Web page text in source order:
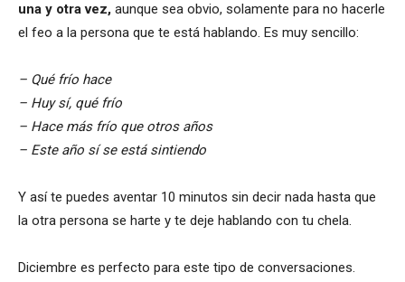
una y otra vez, aunque sea obvio, solamente para no hacerle
el feo a la persona que te está hablando. Es muy sencillo:
– Qué frío hace
– Huy sí, qué frío
– Hace más frío que otros años
– Este año sí se está sintiendo
Y así te puedes aventar 10 minutos sin decir nada hasta que
la otra persona se harte y te deje hablando con tu chela.
Diciembre es perfecto para este tipo de conversaciones.